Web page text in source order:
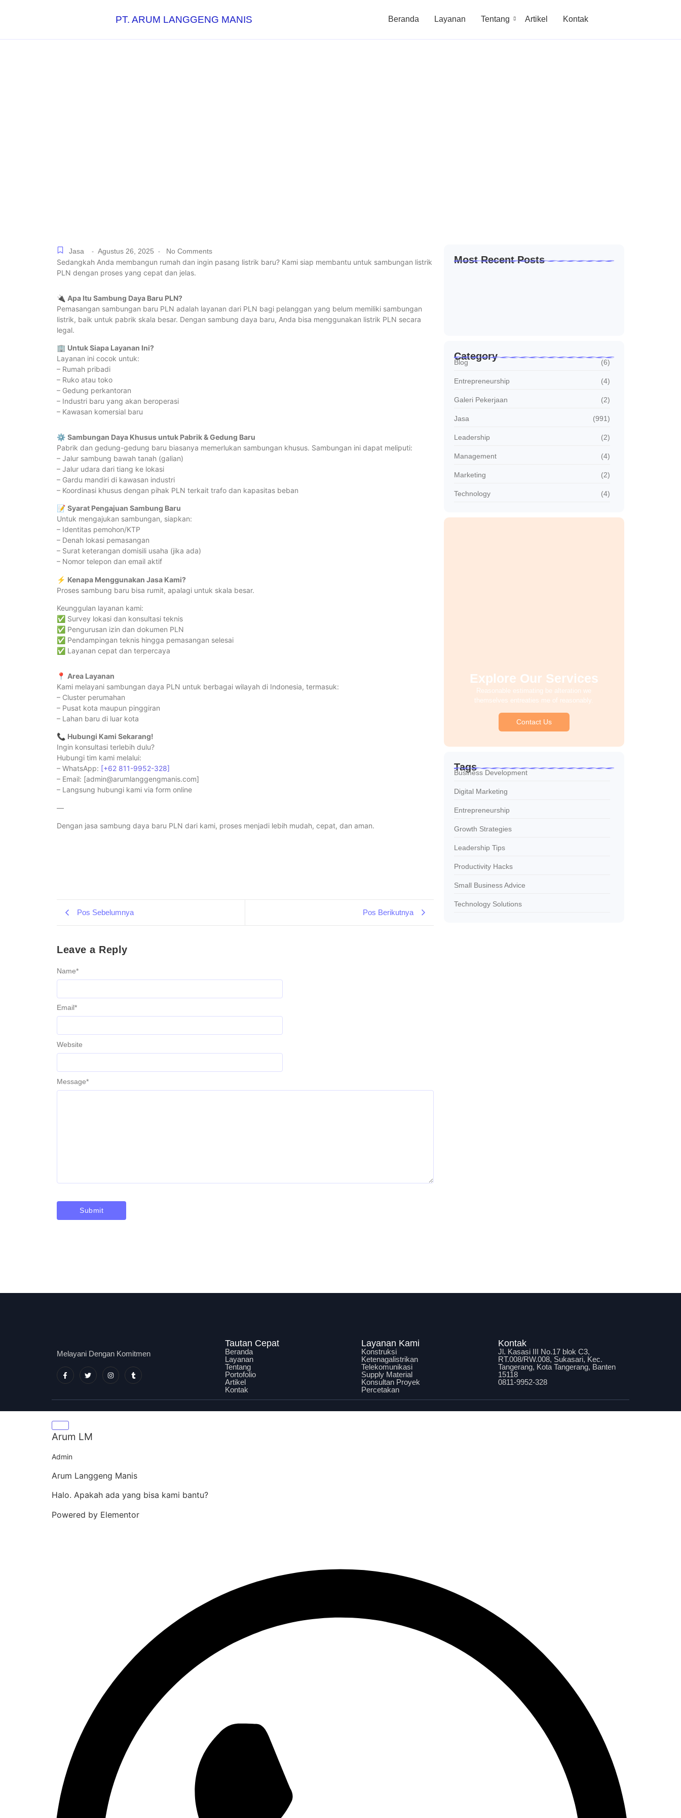
PT. ARUM LANGGENG MANIS Beranda Layanan Tentang Artikel Kontak
Jasa - Agustus 26, 2025 - No Comments
Sedangkah Anda membangun rumah dan ingin pasang listrik baru? Kami siap membantu untuk sambungan listrik
PLN dengan proses yang cepat dan jelas.
🔌 Apa Itu Sambung Daya Baru PLN?
Pemasangan sambungan baru PLN adalah layanan dari PLN bagi pelanggan yang belum memiliki sambungan
listrik, baik untuk pabrik skala besar. Dengan sambung daya baru, Anda bisa menggunakan listrik PLN secara
legal.
🏢 Untuk Siapa Layanan Ini?
Layanan ini cocok untuk:
– Rumah pribadi
– Ruko atau toko
– Gedung perkantoran
– Industri baru yang akan beroperasi
– Kawasan komersial baru
⚙️ Sambungan Daya Khusus untuk Pabrik & Gedung Baru
Pabrik dan gedung-gedung baru biasanya memerlukan sambungan khusus. Sambungan ini dapat meliputi:
– Jalur sambung bawah tanah (galian)
– Jalur udara dari tiang ke lokasi
– Gardu mandiri di kawasan industri
– Koordinasi khusus dengan pihak PLN terkait trafo dan kapasitas beban
📝 Syarat Pengajuan Sambung Baru
Untuk mengajukan sambungan, siapkan:
– Identitas pemohon/KTP
– Denah lokasi pemasangan
– Surat keterangan domisili usaha (jika ada)
– Nomor telepon dan email aktif
⚡ Kenapa Menggunakan Jasa Kami?
Proses sambung baru bisa rumit, apalagi untuk skala besar.
Keunggulan layanan kami:
✅ Survey lokasi dan konsultasi teknis
✅ Pengurusan izin dan dokumen PLN
✅ Pendampingan teknis hingga pemasangan selesai
✅ Layanan cepat dan terpercaya
📍 Area Layanan
Kami melayani sambungan daya PLN untuk berbagai wilayah di Indonesia, termasuk:
– Cluster perumahan
– Pusat kota maupun pinggiran
– Lahan baru di luar kota
📞 Hubungi Kami Sekarang!
Ingin konsultasi terlebih dulu?
Hubungi tim kami melalui:
– WhatsApp: [+62 811-9952-328]
– Email: [admin@arumlanggengmanis.com]
– Langsung hubungi kami via form online
—
Dengan jasa sambung daya baru PLN dari kami, proses menjadi lebih mudah, cepat, dan aman.
Pos Sebelumnya Pos Berikutnya
Leave a Reply
Message*
Name*
Email*
Website
Most Recent Posts
Category
Blog (6)
Entrepreneurship (4)
Galeri Pekerjaan (2)
Jasa (991)
Leadership (2)
Management (4)
Marketing (2)
Technology (4)
Explore Our Services
Reasonable estimating be alteration we
themselves entreaties me of reasonably.
Contact Us
Tags
Business Development
Digital Marketing
Entrepreneurship
Growth Strategies
Leadership Tips
Productivity Hacks
Small Business Advice
Technology Solutions
Melayani Dengan Komitmen
Tautan Cepat
Beranda
Layanan
Tentang
Portofolio
Artikel
Kontak
Layanan Kami
Konstruksi
Ketenagalistrikan
Telekomunikasi
Supply Material
Konsultan Proyek
Percetakan
Kontak
Jl. Kasasi III No.17 blok C3,
RT.008/RW.008, Sukasari, Kec.
Tangerang, Kota Tangerang, Banten
15118
0811-9952-328
Arum LM
Admin
Arum Langgeng Manis
Halo. Apakah ada yang bisa kami bantu?
Powered by Elementor